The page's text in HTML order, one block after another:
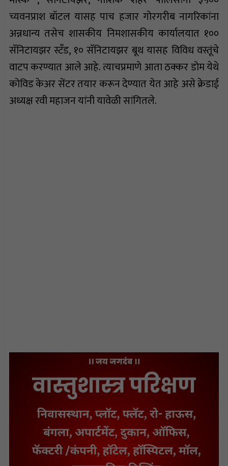
च्यवनप्राश बॉटल यासह पाच हजार गोरगरीब नागरिकांना
अन्नधान्य तसेच शासकीय निमशासकीय कार्यालयात १००
सॅनिटायझर स्टँड, १० सॅनिटायझर बूथ यासह विविध वस्तूंचे
वाटप करण्यात आले आहे. त्याचप्रमाणे आता ठक्कर डोम येथे
कोविड केअर सेंटर तयार करून देण्यात येत आहे असे क्रेडाई
अध्यक्ष रवी महाजन यांनी यावेळी सांगितले.